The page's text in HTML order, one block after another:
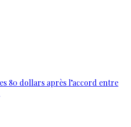
80 dollars après l’accord entre